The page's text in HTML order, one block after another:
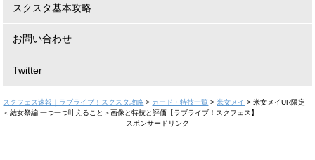
スクスタ基本攻略
お問い合わせ
Twitter
スクフェス速報｜ラブライブ！スクスタ攻略 > カード・特技一覧 >米女メイ >米女メイUR限定
＜結女祭編 一つ一つ叶えること＞画像と特技と評価【ラブライブ！スクフェス】
スポンサードリンク